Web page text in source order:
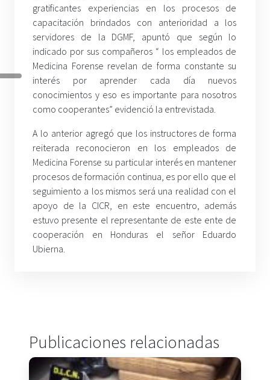
gratificantes experiencias en los procesos de
capacitación brindados con anterioridad a los
servidores de la DGMF, apuntó que según lo
indicado por sus compañeros “ los empleados de
Medicina Forense revelan de forma constante su
interés por aprender cada día nuevos
conocimientos y eso es importante para nosotros
como cooperantes” evidenció la entrevistada.
A lo anterior agregó que los instructores de forma
reiterada reconocieron en los empleados de
Medicina Forense su particular interés en mantener
procesos de formación continua, es por ello que el
seguimiento a los mismos será una realidad con el
apoyo de la CICR, en este encuentro, además
estuvo presente el representante de este ente de
cooperación en Honduras el señor Eduardo
Ubierna.
Publicaciones relacionadas